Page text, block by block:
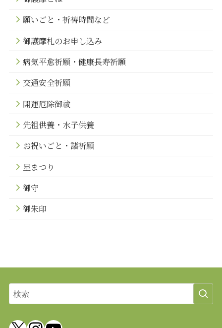
願いごと・祈祷時間など
御護摩札のお申し込み
病気平愈祈願・健康長寿祈願
交通安全祈願
開運厄除御祓
先祖供養・水子供養
お祝いごと・諸祈願
星まつり
御守
御朱印